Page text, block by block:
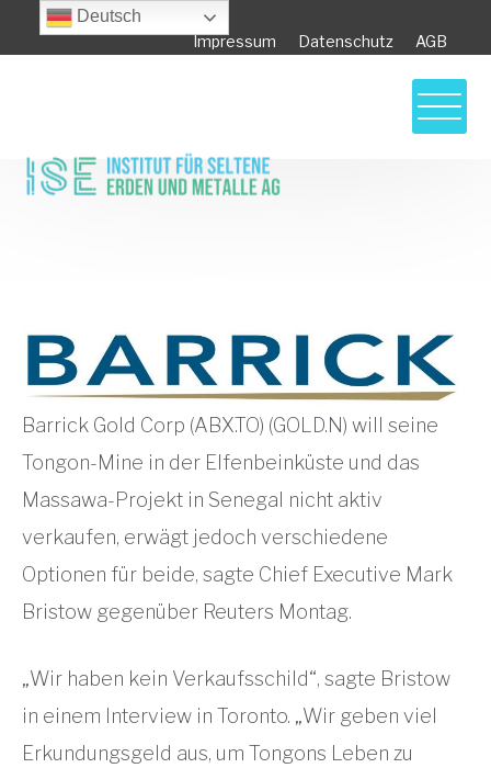
Impressum Datenschutz AGB
Barrick drängt nicht auf den Verkauf von
Barrick Gold Corp (ABX.TO) (GOLD.N) will seine
Tongon-Mine in der Elfenbeinküste und das
Massawa-Projekt in Senegal nicht aktiv
verkaufen, erwägt jedoch verschiedene
Optionen für beide, sagte Chief Executive Mark
Bristow gegenüber Reuters Montag.
„Wir haben kein Verkaufsschild“, sagte Bristow
in einem Interview in Toronto. „Wir geben viel
Erkundungsgeld aus, um Tongons Leben zu
Deutsch